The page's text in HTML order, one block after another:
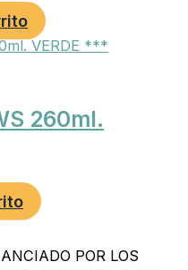
260ml.
POR LOS